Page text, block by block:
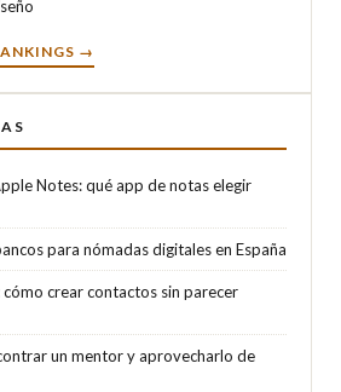
→
Notes: qué app de notas elegir
para nómadas digitales en España
crear contactos sin parecer
un mentor y aprovecharlo de